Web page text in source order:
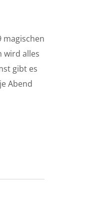
magischen
wird alles
gibt es
Abend